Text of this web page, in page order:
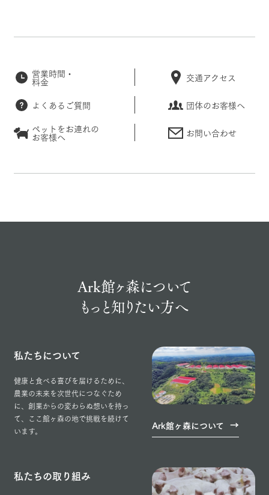
営業時間・
料金 交通アクセス
よくあるご質問
団体のお客様へ
ペットをお連れの
お客様へ お問い合わせ
Ark館ヶ森について
もっと知りたい方へ
Ark館ヶ森について
私たちについて
健康と食べる喜びを届けるために、
農業の未来を次世代につなぐため
に、創業からの変わらぬ想いを持っ
て、ここ館ヶ森の地で挑戦を続けて
います。
私たちの取り組み